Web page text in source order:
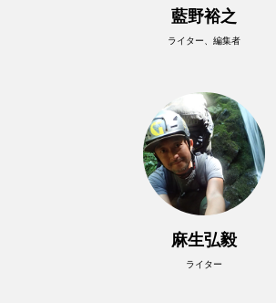
藍野裕之
ライター、編集者
麻生弘毅
ライター